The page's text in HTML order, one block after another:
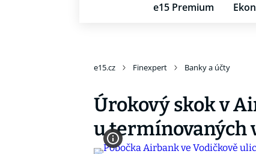
e15 Premium
e15.cz Finexpert Banky a účty
Úrokový skok v
u termínovaných